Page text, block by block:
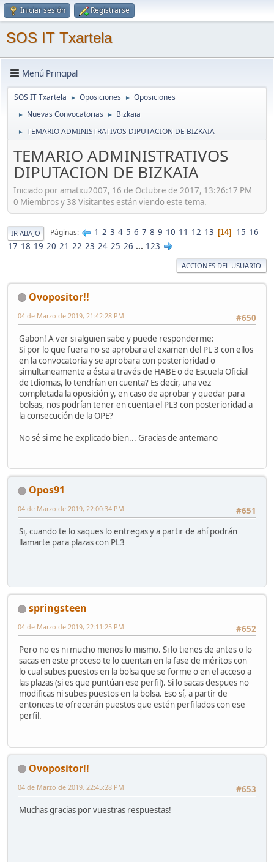
Iniciar sesión Registrarse
SOS IT Txartela
Menú Principal
SOS IT Txartela ► Oposiciones ► Oposiciones
► Nuevas Convocatorias ► Bizkaia
► TEMARIO ADMINISTRATIVOS DIPUTACION DE BIZKAIA
TEMARIO ADMINISTRATIVOS
DIPUTACION DE BIZKAIA
Iniciado por amatxu2007, 16 de Octubre de 2017, 13:26:17 PM
0 Miembros y 38 Visitantes están viendo este tema.
IR ABAJO Páginas 1 2 3 4 5 6 7 8 9 10 11 12 13 14 15 16
17 18 19 20 21 22 23 24 25 26 ... 123
ACCIONES DEL USUARIO
Ovopositor!!
#650
04 de Marzo de 2019, 21:42:28 PM
Gabon! A ver si alguien sabe y puede responderme:
Si por lo que fuera no se aprobara el examen del PL 3 con ellos
en la convocatoria y se aprobara con posterioridad o
simultaneamente a ésta a través de HABE o de Escuela Oficial
de Idiomas, lo tendrían en cuenta? Es decir, una vez
completada la oposición y, en caso de aprobar y quedar para
bolsas, nos podrían tener en cuenta el PL3 con posterioridad a
la consecución de la OPE?
No sé si me he explicado bien... Gracias de antemano
Opos91
#651
04 de Marzo de 2019, 22:00:34 PM
Si, cuando te lo saques lo entregas y a partir de ahí podrán
llamarte para plazas con PL3
springsteen
#652
04 de Marzo de 2019, 22:11:25 PM
Pero no es ni mucho menos lo mismo. Si lo tienes de antes o lo
sacas en este proceso te lo cuentan en la fase de méritos con
lo cual subes puestos en la bolsa que se forme o en el acceso a
las plazas (si es que puntúan ese perfil). Si lo sacas despues no
modificas ni subes puestos en la bolsa. Eso sí, a partir de
entonces te ofrecerán puestos que estén perfilados con ese
perfil.
Ovopositor!!
#653
04 de Marzo de 2019, 22:45:28 PM
Muchas gracias por vuestras respuestas!